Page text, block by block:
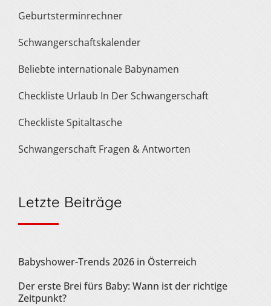
Geburtsterminrechner
Schwangerschaftskalender
Beliebte internationale Babynamen
Checkliste Urlaub In Der Schwangerschaft
Checkliste Spitaltasche
Schwangerschaft Fragen & Antworten
Letzte Beiträge
Babyshower-Trends 2026 in Österreich
Der erste Brei fürs Baby: Wann ist der richtige
Zeitpunkt?